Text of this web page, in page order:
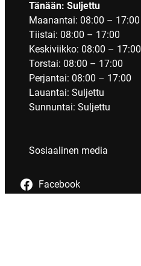
Tänään: Suljettu
Maanantai: 08:00 – 17:00
Tiistai: 08:00 – 17:00
Keskiviikko: 08:00 – 17:00
Torstai: 08:00 – 17:00
Perjantai: 08:00 – 17:00
Lauantai: Suljettu
Sunnuntai: Suljettu
Sosiaalinen media
Facebook